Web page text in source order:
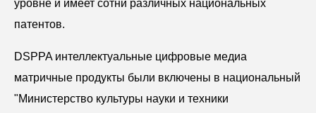
уровне и имеет сотни различных национальных
патентов.
DSPPA интеллектуальные цифровые медиа
матричные продукты были включены в национальный
"Министерство культуры науки и техники